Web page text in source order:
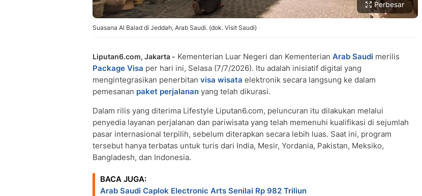
Perbesar
Suasana Al Balad di Jeddah, Arab Saudi. (dok. Visit Saudi)
Liputan6.com, Jakarta - Kementerian Luar Negeri dan Kementerian Arab Saudi merilis
Package Visa per hari ini, Selasa (7/7/2026). Itu adalah inisiatif digital yang
mengintegrasikan penerbitan visa wisata elektronik secara langsung ke dalam
pemesanan paket perjalanan yang telah dikurasi.
Dalam rilis yang diterima Lifestyle Liputan6.com, peluncuran itu dilakukan melalui
penyedia layanan perjalanan dan pariwisata yang telah memenuhi kualifikasi di sejumlah
pasar internasional terpilih, sebelum diterapkan secara lebih luas. Saat ini, program
tersebut hanya terbatas untuk turis dari India, Mesir, Yordania, Pakistan, Meksiko,
Bangladesh, dan Indonesia.
BACA JUGA:
Arab Saudi Caplok Electronic Arts Senilai Rp 982 Triliun